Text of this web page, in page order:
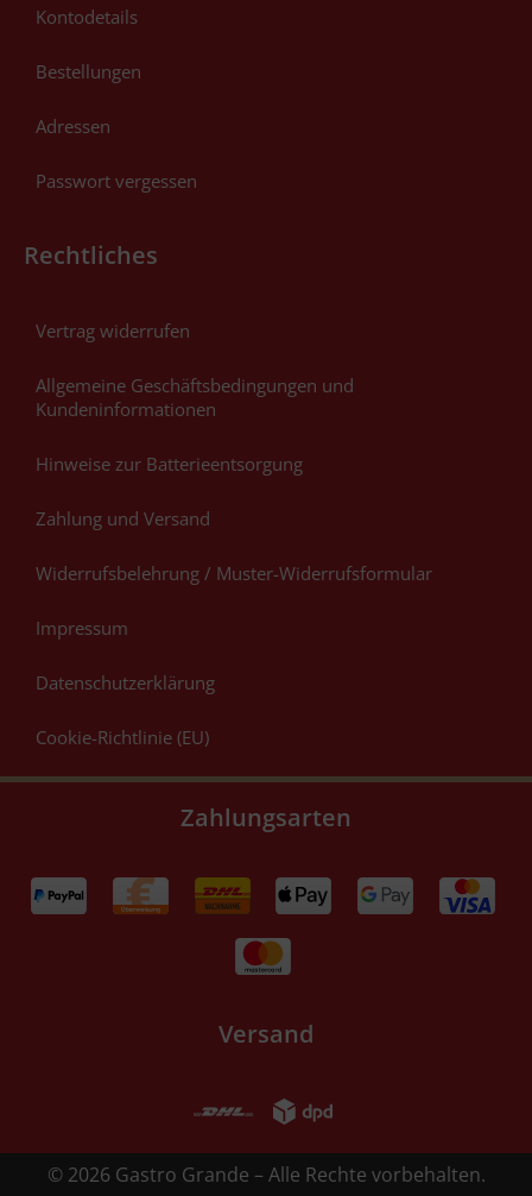
Kontodetails
Bestellungen
Adressen
Passwort vergessen
Rechtliches
Vertrag widerrufen
Allgemeine Geschäftsbedingungen und
Kundeninformationen
Hinweise zur Batterieentsorgung
Zahlung und Versand
Widerrufsbelehrung / Muster-Widerrufsformular
Impressum
Datenschutzerklärung
Cookie-Richtlinie (EU)
Zahlungsarten
Versand
© 2026 Gastro Grande – Alle Rechte vorbehalten.